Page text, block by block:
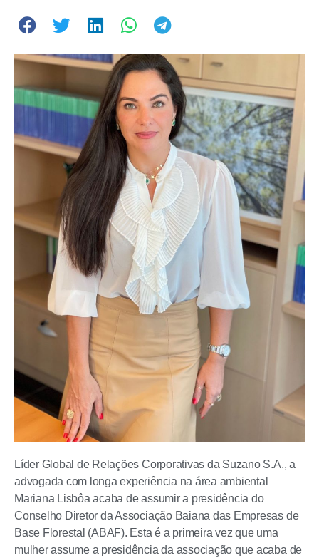
Líder Global de Relações Corporativas da Suzano S.A., a
advogada com longa experiência na área ambiental
Mariana Lisbôa acaba de assumir a presidência do
Conselho Diretor da Associação Baiana das Empresas de
Base Florestal (ABAF). Esta é a primeira vez que uma
mulher assume a presidência da associação que acaba de